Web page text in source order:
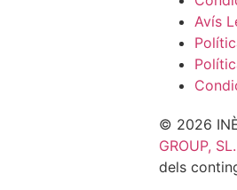
Avís
© 2026
GROUP, SL.
dels